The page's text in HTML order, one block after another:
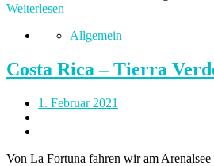
Weiterlesen
Allgemein
Costa Rica – Tierra
1. Februar 2021
Von La Fortuna fahren wir am